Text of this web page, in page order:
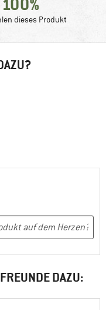
100%
dieses Produkt
DAZU: